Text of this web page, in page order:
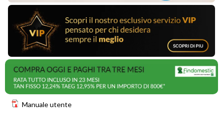
Manuale utente